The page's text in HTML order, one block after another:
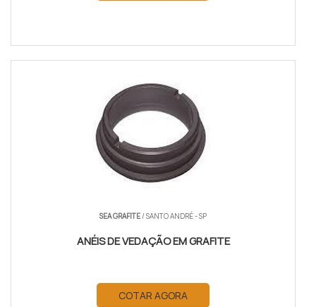
SEA GRAFITE/ SANTO ANDRÉ - SP
ANÉIS DE VEDAÇÃO EM GRAFITE
COTAR AGORA